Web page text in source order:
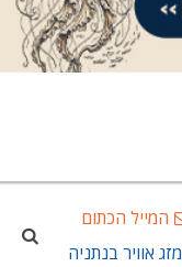
המייל הכתום
מזג אוויר בנתניה